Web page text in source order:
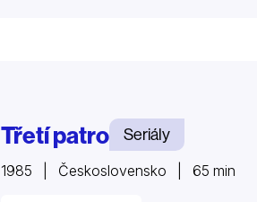
Třetí patro Seriály
1985 | Československo | 65 min